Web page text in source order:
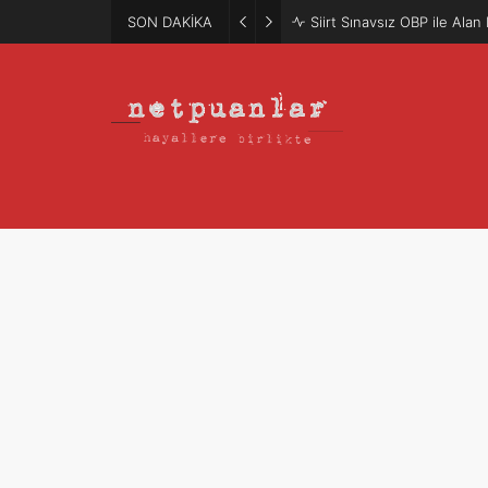
SON DAKİKA Mütercim Atama Puanları